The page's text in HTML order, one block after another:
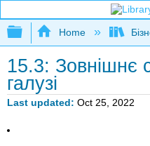
Expand/collapse
Home
15.3: Зовнішнє
галузі
Last updated Oct 25, 2022